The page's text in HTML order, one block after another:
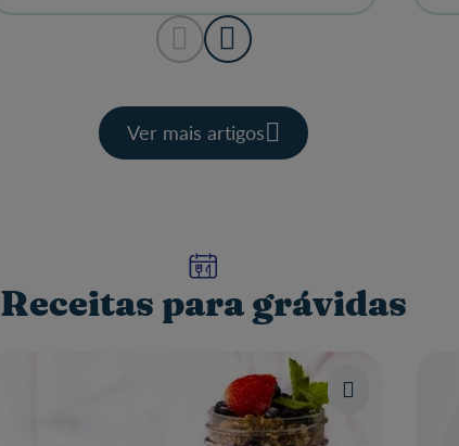
Ver mais artigos
Receitas para grávidas